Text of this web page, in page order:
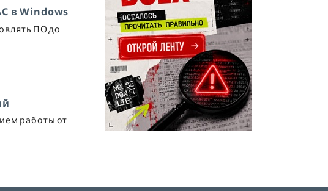
в Windows
ПО до
работы от